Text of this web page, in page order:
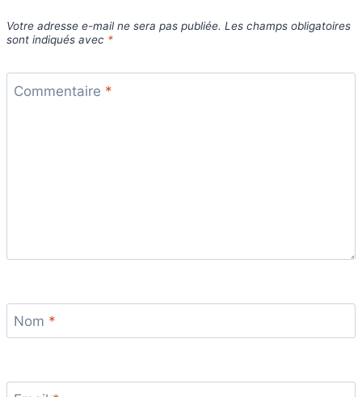
Votre adresse e-mail ne sera pas publiée. Les champs obligatoires
sont indiqués avec *
Commentaire *
Nom *